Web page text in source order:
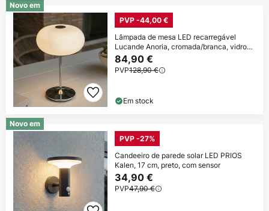
Novo em
PVP -44,00 €
Lâmpada de mesa LED recarregável
Lucande Anoria, cromada/branca, vidro
IP44 USB
84,90 €
PVP128,90 €
Em stock
Novo em
PVP -27%
Candeeiro de parede solar LED PRIOS
Kalen, 17 cm, preto, com sensor
34,90 €
PVP47,90 €